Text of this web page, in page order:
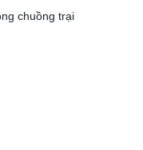
chuồng trại